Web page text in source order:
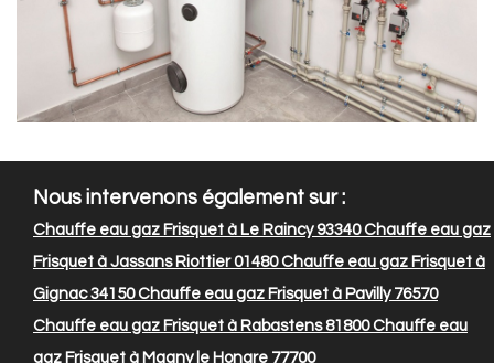
Nous intervenons également sur :
Chauffe eau gaz Frisquet à Le Raincy 93340Chauffe eau gaz
Frisquet à Jassans Riottier 01480Chauffe eau gaz Frisquet à
Gignac 34150Chauffe eau gaz Frisquet à Pavilly 76570
Chauffe eau gaz Frisquet à Rabastens 81800Chauffe eau
gaz Frisquet à Magny le Hongre 77700